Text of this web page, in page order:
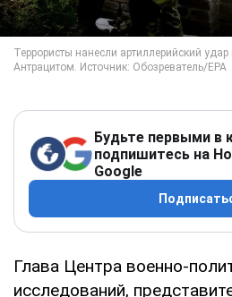
Будьте первыми в
подпишитесь на
Google
Глава Центра военно-
исследований,